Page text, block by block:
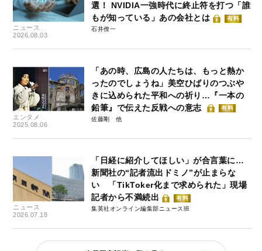
ニュース
2026.08.03
選！ NVIDIA一強時代に終止符を打つ「誰
もが知っている」あの会社とは
有料
石井僚一
エンタメ
2025.08.06
「あの時、広島の人たちは、もっと熱か
ったのでしょうね」美空ひばりのつぶや
きに込められた平和への祈り…『一本の
鉛筆』で伝えた反戦への意志
有料
佐藤剛
ニュース
2026.07.18
「日経に紹介してほしい」が合言葉に…
新聞社の“記者流出ドミノ”が止まらな
い 「TikToker化まで求められた」現場
記者から不満続出
有料
集英社オンライン編集部ニュース班